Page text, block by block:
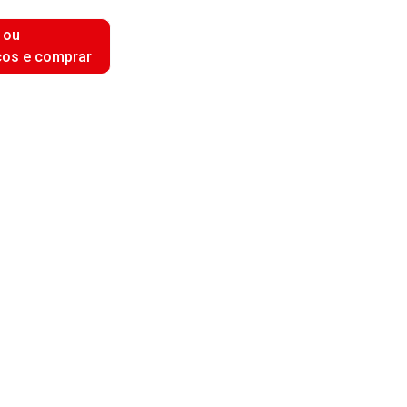
e comprar